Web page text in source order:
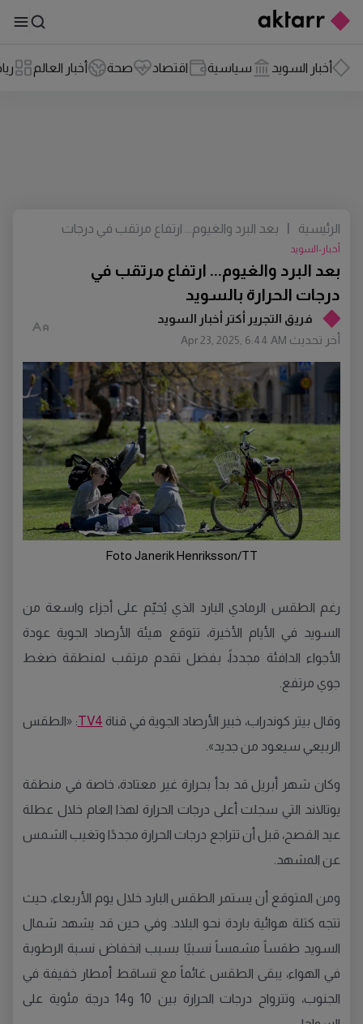
أخبار السويد سياسية اقتصاد صحة أخبار العالم
فريق التجرير أكتر أخبار السويد
أخر تحديث Apr 23, 2025, 6:44 AM
بعد البرد والغيوم... ارتفاع مرتقب في
درجات الحرارة بالسويد
أخبار-السويد
الرئيسية
بعد البرد والغيوم... ارتفاع مرتقب في درجات
Foto Janerik Henriksson/TT
رغم الطقس الرمادي البارد الذي يُخيّم على أجزاء واسعة من
السويد في الأيام الأخيرة، تتوقع هيئة الأرصاد الجوية عودة
الأجواء الدافئة مجدداً، بفضل تقدم مرتقب لمنطقة ضغط
جوي مرتفع.
وقال بيتر كوندراب، خبير الأرصاد الجوية في قناة TV4: «الطقس
الربيعي سيعود من جديد».
وكان شهر أبريل قد بدأ بحرارة غير معتادة، خاصة في منطقة
يوتالاند التي سجلت أعلى درجات الحرارة لهذا العام خلال عطلة
عيد الفصح، قبل أن تتراجع درجات الحرارة مجددًا وتغيب الشمس
عن المشهد.
ومن المتوقع أن يستمر الطقس البارد خلال يوم الأربعاء، حيث
تتجه كتلة هوائية باردة نحو البلاد. وفي حين قد يشهد شمال
السويد طقساً مشمساً نسبيًا بسبب انخفاض نسبة الرطوبة
في الهواء، يبقى الطقس غائماً مع تساقط أمطار خفيفة في
الجنوب، وتترواح درجات الحرارة بين 10 و14 درجة مئوية على